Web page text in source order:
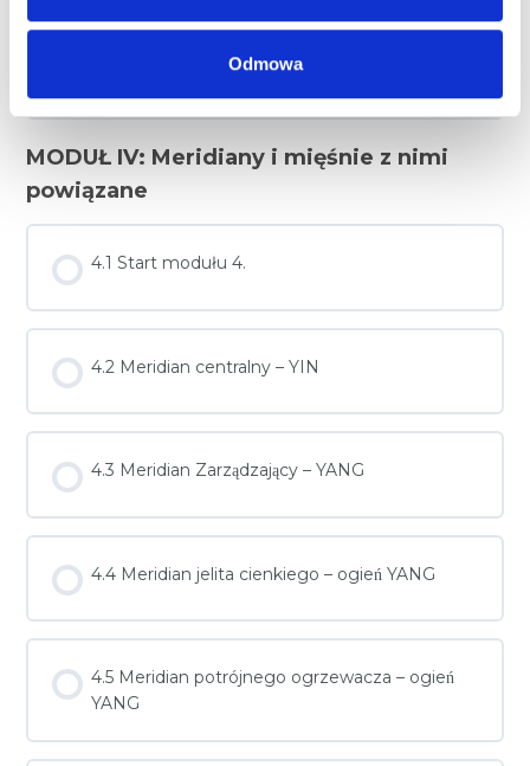
Odmowa
3.23 Meridian Du Mai
MODUŁ IV: Meridiany i mięśnie z nimi
powiązane
4.1 Start modułu 4.
4.2 Meridian centralny – YIN
4.3 Meridian Zarządzający – YANG
4.4 Meridian jelita cienkiego – ogień YANG
4.5 Meridian potrójnego ogrzewacza – ogień
YANG